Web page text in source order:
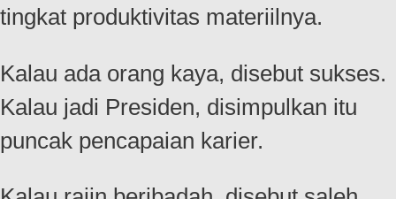
tingkat produktivitas materiilnya.
Kalau ada orang kaya, disebut sukses.
Kalau jadi Presiden, disimpulkan itu
puncak pencapaian karier.